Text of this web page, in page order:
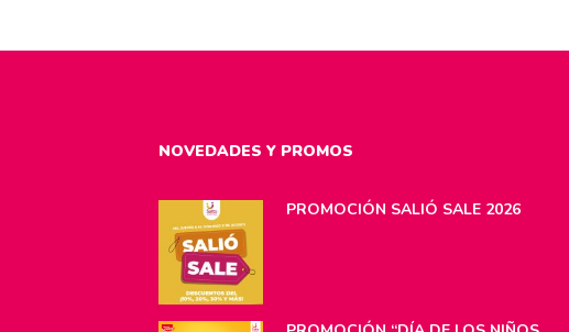
NOVEDADES Y PROMOS
PROMOCIÓN SALIÓ SALE 2026